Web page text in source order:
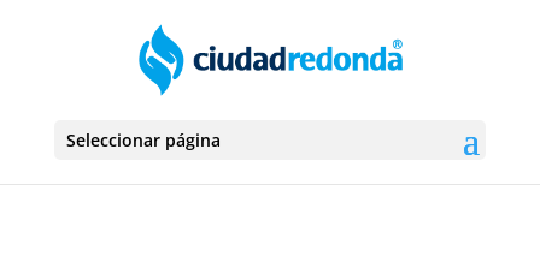
Seleccionar página